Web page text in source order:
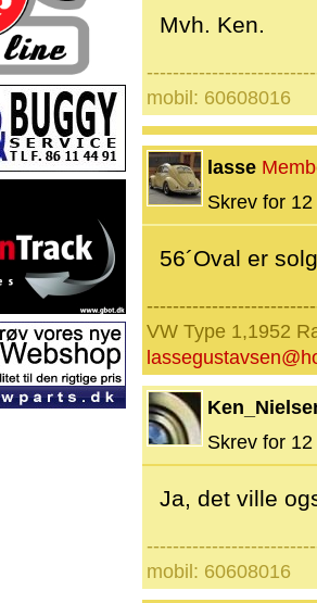
Mvh. Ken.
mobil: 60608016
lasse
Skrev for
56´Oval er
VW Type 1,1952
Skrev for
Ja, det ville
mobil: 60608016